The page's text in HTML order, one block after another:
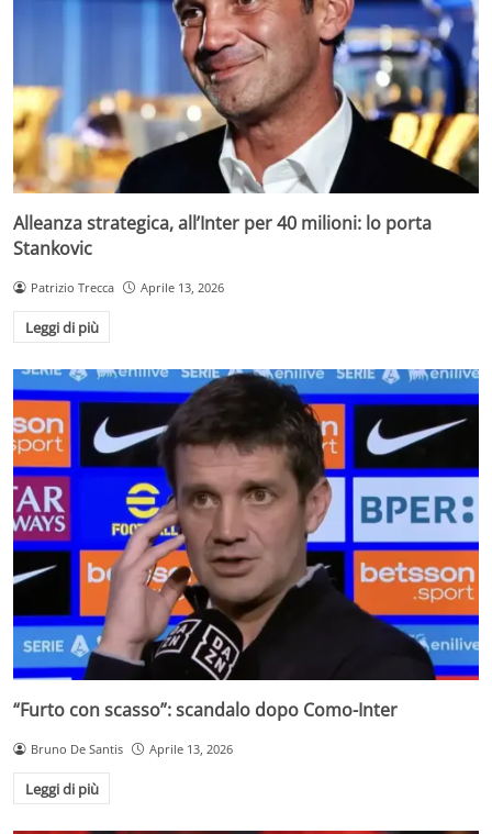
Alleanza strategica, all’Inter per 40 milioni: lo porta
Stankovic
Patrizio Trecca Aprile 13, 2026
Leggi di più
“Furto con scasso”: scandalo dopo Como-Inter
Bruno De Santis Aprile 13, 2026
Leggi di più